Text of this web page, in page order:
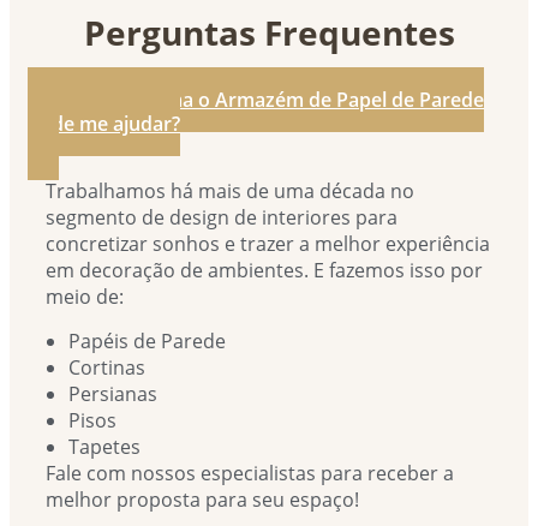
Perguntas Frequentes
1. De que forma o Armazém de Papel de Parede
pode me ajudar?
Trabalhamos há mais de uma década no
segmento de design de interiores para
concretizar sonhos e trazer a melhor experiência
em decoração de ambientes. E fazemos isso por
meio de:
Papéis de Parede
Cortinas
Persianas
Pisos
Tapetes
Fale com nossos especialistas para receber a
melhor proposta para seu espaço!